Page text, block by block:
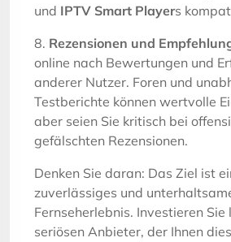
und IPTV Smart Players
8. Rezensionen und
online nach Bewertungen und
anderer Nutzer. Foren und
Testberichte können wertvolle
aber seien Sie kritisch bei
gefälschten Rezensionen.
Denken Sie daran: Das Ziel ist
zuverlässiges und
Fernseherlebnis. Investieren Sie
seriösen Anbieter, der Ihnen